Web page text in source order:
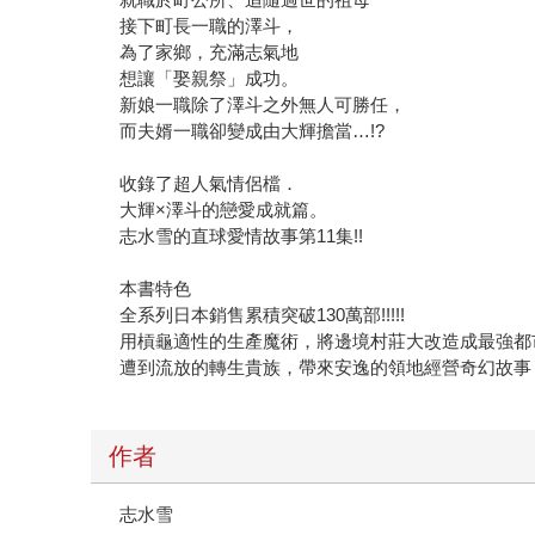
接下町長一職的澤斗，
為了家鄉，充滿志氣地
想讓「娶親祭」成功。
新娘一職除了澤斗之外無人可勝任，
而夫婿一職卻變成由大輝擔當…!?
收錄了超人氣情侶檔．
大輝×澤斗的戀愛成就篇。
志水雪的直球愛情故事第11集!!
本書特色
全系列日本銷售累積突破130萬部!!!!!
用槓龜適性的生產魔術，將邊境村莊大改造成最強都
遭到流放的轉生貴族，帶來安逸的領地經營奇幻故事
作者
志水雪